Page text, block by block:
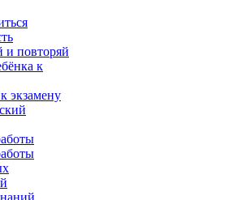
и повторяй
к
экзамену